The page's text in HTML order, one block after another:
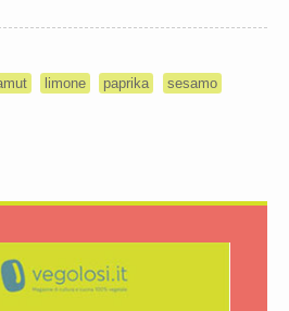
limone paprika
sesamo